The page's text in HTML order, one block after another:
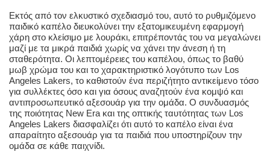
Εκτός από τον ελκυστικό σχεδιασμό του, αυτό το ρυθμιζόμενο
παιδικό καπέλο διευκολύνει την εξατομικευμένη εφαρμογή
χάρη στο κλείσιμο με λουράκι, επιτρέποντάς του να μεγαλώνει
μαζί με τα μικρά παιδιά χωρίς να χάνει την άνεση ή τη
σταθερότητα. Οι λεπτομέρειες του καπέλου, όπως το βαθύ
μωβ χρώμα του και το χαρακτηριστικό λογότυπο των Los
Angeles Lakers, το καθιστούν ένα περιζήτητο αντικείμενο τόσο
για συλλέκτες όσο και για όσους αναζητούν ένα κομψό και
αντιπροσωπευτικό αξεσουάρ για την ομάδα. Ο συνδυασμός
της ποιότητας New Era και της οπτικής ταυτότητας των Los
Angeles Lakers διασφαλίζει ότι αυτό το καπέλο είναι ένα
απαραίτητο αξεσουάρ για τα παιδιά που υποστηρίζουν την
ομάδα σε κάθε παιχνίδι.